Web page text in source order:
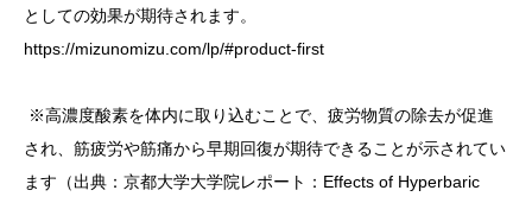
としての効果が期待されます。
https://mizunomizu.com/lp/#product-first
※高濃度酸素を体内に取り込むことで、疲労物質の除去が促進
され、筋疲労や筋痛から早期回復が期待できることが示されてい
ます（出典：京都大学大学院レポート：Effects of Hyperbaric